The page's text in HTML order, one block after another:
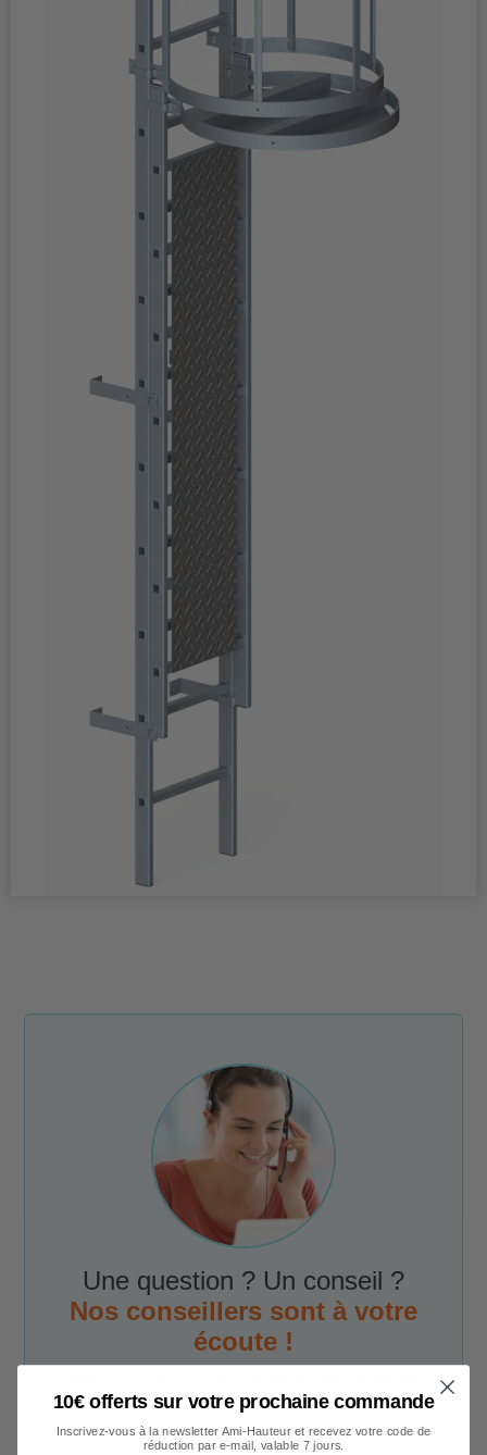
Une question ? Un conseil ?
Nos conseillers sont à votre
écoute !
du lundi au vendredi de 9h00 à 17h00par
téléphone, e-mail et chat.
10€ offerts sur votre prochaine commande
Inscrivez-vous à la newsletter Ami-Hauteur et recevez votre code de
réduction par e-mail, valable 7 jours.